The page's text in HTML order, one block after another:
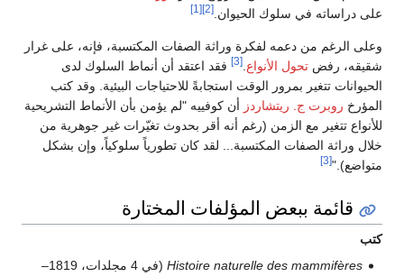
على دراساته في سلوك الحيوان. [2]
[1]
وعلى الرغم من دعمه لفكرة وراثة الصفات المكتسبة، فإنه، على غرار
شقيقه، رفض تحول الأنواع [3]
فقد اعتقد أن أنماط السلوك لدى
الحيوانات تتغير بمرور الوقت استجابةً للاحتياجات البيئية. وقد كتب
المؤرخ روبرت ج. ريتشاردز أن كوفييه "لم يؤمن بأن الأنماط التشريحية
للأنواع تتغير مع الزمن (رغم أنه أقر بحدوث تغيّرات غير جوهرية من
خلال وراثة الصفات المكتسبة... لقد كان تطورياً سلوكياً، وإن بشكل
متواضع)."[3]
قائمة ببعض المؤلفات المختارة
كتب
Histoire naturelle des mammifères
(في 4 مجلدات، 1819–